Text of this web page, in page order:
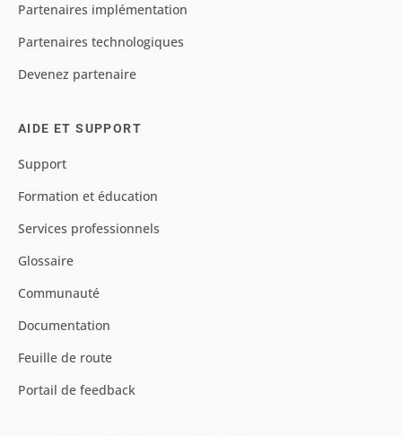
Partenaires implémentation
Partenaires technologiques
Devenez partenaire
AIDE ET SUPPORT
Support
Formation et éducation
Services professionnels
Glossaire
Communauté
Documentation
Feuille de route
Portail de feedback